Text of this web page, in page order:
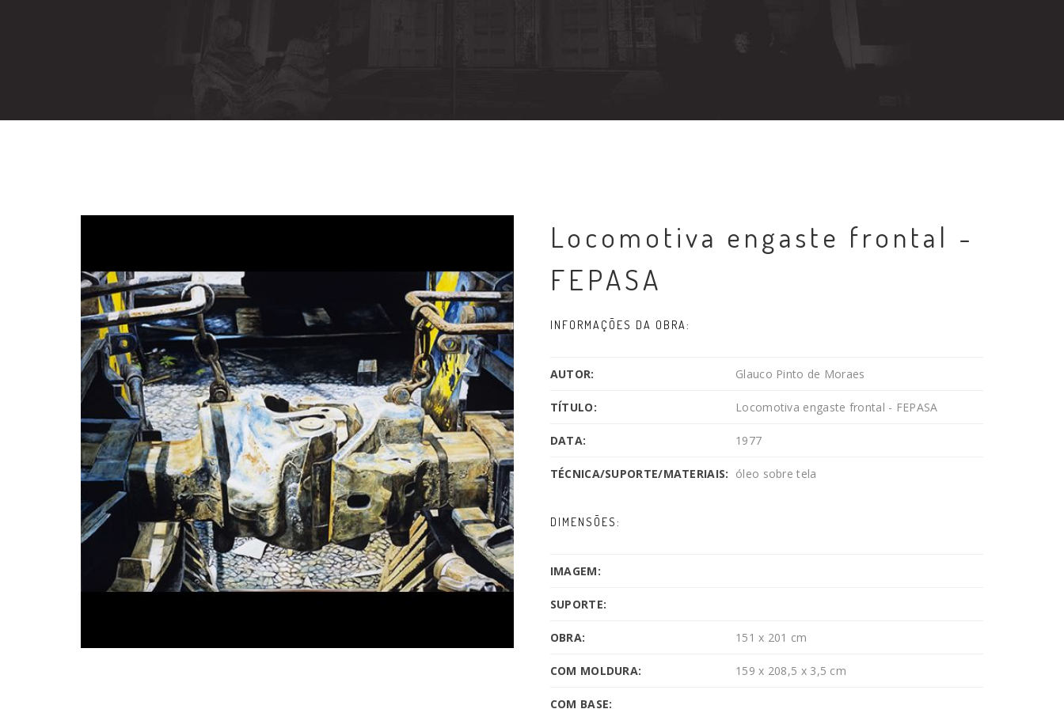
Locomotiva engaste frontal -
FEPASA
INFORMAÇÕES DA OBRA:
AUTOR: Glauco Pinto de Moraes
TÍTULO: Locomotiva engaste frontal - FEPASA
DATA: 1977
TÉCNICA/SUPORTE/MATERIAIS: óleo sobre tela
DIMENSÕES:
IMAGEM:
SUPORTE:
OBRA: 151 x 201 cm
COM MOLDURA: 159 x 208,5 x 3,5 cm
COM BASE: